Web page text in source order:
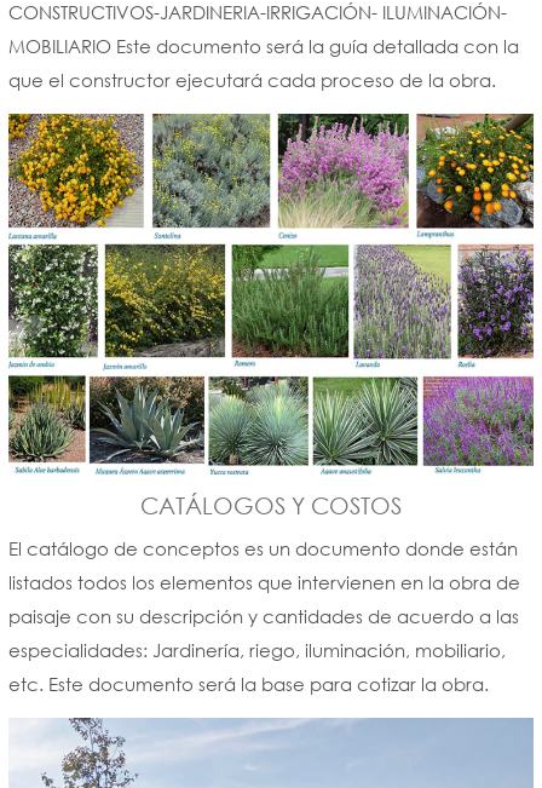
CONSTRUCTIVOS-JARDINERIA-IRRIGACIÓN- ILUMINACIÓN-
MOBILIARIO Este documento será la guía detallada con la
que el constructor ejecutará cada proceso de la obra.
CATÁLOGOS Y COSTOS
El catálogo de conceptos es un documento donde están
listados todos los elementos que intervienen en la obra de
paisaje con su descripción y cantidades de acuerdo a las
especialidades: Jardinería, riego, iluminación, mobiliario,
etc. Este documento será la base para cotizar la obra.